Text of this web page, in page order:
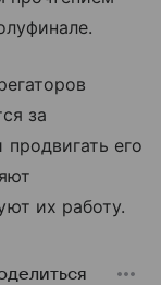
за
его
их работу.